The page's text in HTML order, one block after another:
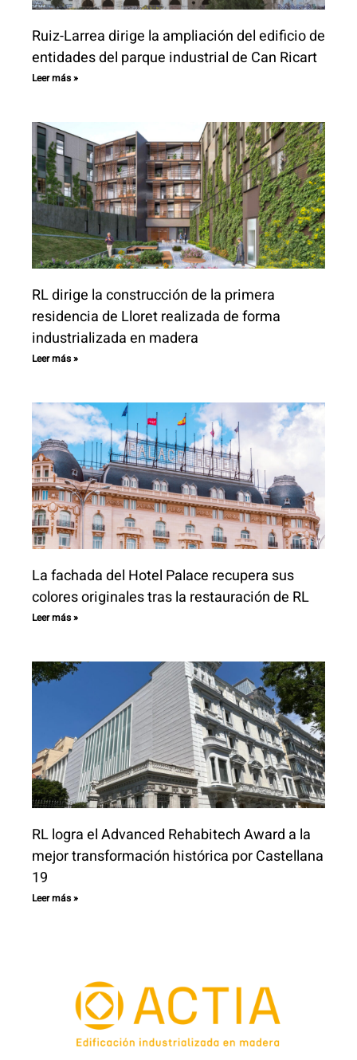
Contacto
ES
Ruiz-Larrea dirige la ampliación del edificio de
entidades del parque industrial de Can Ricart
Leer más »
RL dirige la construcción de la primera
residencia de Lloret realizada de forma
industrializada en madera
Leer más »
La fachada del Hotel Palace recupera sus
colores originales tras la restauración de RL
Leer más »
RL logra el Advanced Rehabitech Award a la
mejor transformación histórica por Castellana
19
Leer más »